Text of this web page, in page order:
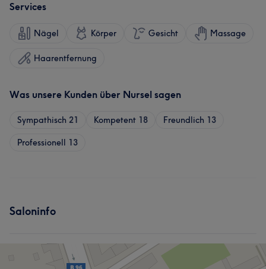
Services
Nägel Körper Gesicht Massage
Haarentfernung
Was unsere Kunden über Nursel sagen
Sympathisch 21 Kompetent 18 Freundlich 13
Professionell 13
Saloninfo